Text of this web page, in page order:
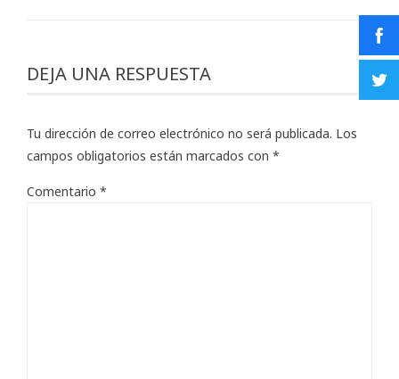
DEJA UNA RESPUESTA
Tu dirección de correo electrónico no será publicada. Los
campos obligatorios están marcados con *
Comentario *